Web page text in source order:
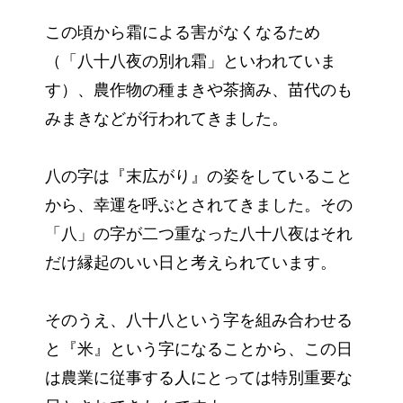
この頃から霜による害がなくなるため
（「八十八夜の別れ霜」といわれていま
す）、農作物の種まきや茶摘み、苗代のも
みまきなどが行われてきました。
八の字は『末広がり』の姿をしていること
から、幸運を呼ぶとされてきました。その
「八」の字が二つ重なった八十八夜はそれ
だけ縁起のいい日と考えられています。
そのうえ、八十八という字を組み合わせる
と『米』という字になることから、この日
は農業に従事する人にとっては特別重要な